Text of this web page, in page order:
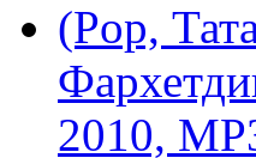
(Pop,
2010,